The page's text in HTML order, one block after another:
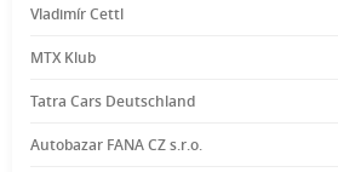
Vladimír Cettl
MTX Klub
Tatra Cars Deutschland
Autobazar FANA CZ s.r.o.